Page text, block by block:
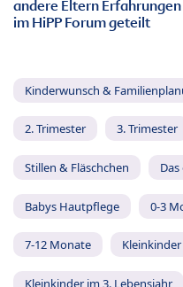
andere Eltern Erfahrungen
im HiPP Forum geteilt
Kinderwunsch &
2. Trimester 3. Trimester
Stillen & Fläschchen
Babys Hautpflege 0-3
7-12 Monate
Kleinkinder im 3. Lebensjahr